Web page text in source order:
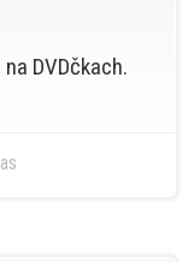
DVDčkach.